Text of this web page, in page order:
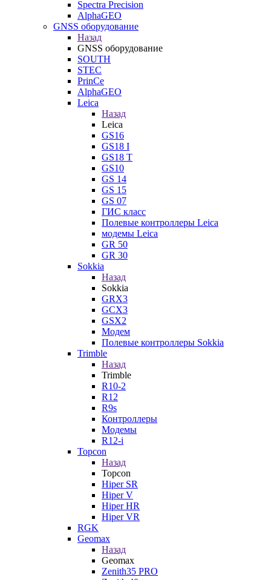
Spectra Precision
AlphaGEO
GNSS оборудование
Назад
GNSS оборудование
SOUTH
STEC
PrinCe
AlphaGEO
Leica
Назад
Leica
GS16
GS18 I
GS18 T
GS10
GS 14
GS 15
GS 07
ГИС класс
Полевые контроллеры Leica
модемы Leica
GR 50
GR 30
Sokkia
Назад
Sokkia
GRX3
GCX3
GSX2
Модем
Полевые контроллеры Sokkia
Trimble
Назад
Trimble
R10-2
R12
R9s
Контроллеры
Модемы
R12-i
Topcon
Назад
Topcon
Hiper SR
Hiper V
Hiper HR
Hiper VR
RGK
Geomax
Назад
Geomax
Zenith35 PRO